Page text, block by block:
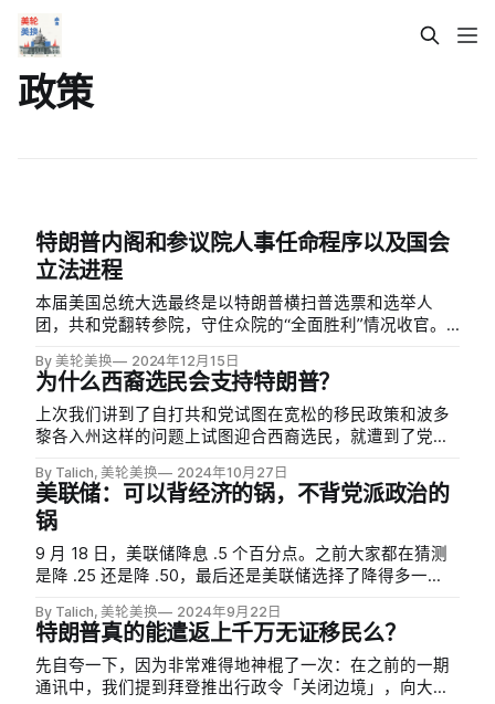
政策
特朗普内阁和参议院人事任命程序以及国会
立法进程
本届美国总统大选最终是以特朗普横扫普选票和选举人
团，共和党翻转参院，守住众院的“全面胜利”情况收官。
特朗普，下到国会众议员，都迫切希望能够利用新获的政
治权力来推动一系列保守主义/民粹主义色彩的政策落地。
By 美轮美换 2024年12月15日
为什么西裔选民会支持特朗普？
上次我们讲到了自打共和党试图在宽松的移民政策和波多
黎各入州这样的问题上试图迎合西裔选民，就遭到了党内
渐成为了共和党的政策主流。
By Talich, 美轮美换 2024年10月27日
美联储：可以背经济的锅，不背党派政治的
锅
9 月 18 日，美联储降息 .5 个百分点。之前大家都在猜测
是降 .25 还是降 .50，最后还是美联储选择了降得多一
分点变得更加合理，另一个小原因，可能是因为下一次降
息，应该要等到美国大选之后。
By Talich, 美轮美换 2024年9月22日
特朗普真的能遣返上千万无证移民么？
先自夸一下，因为非常难得地神棍了一次：在之前的一期
通讯中，我们提到拜登推出行政令「关闭边境」，向大量